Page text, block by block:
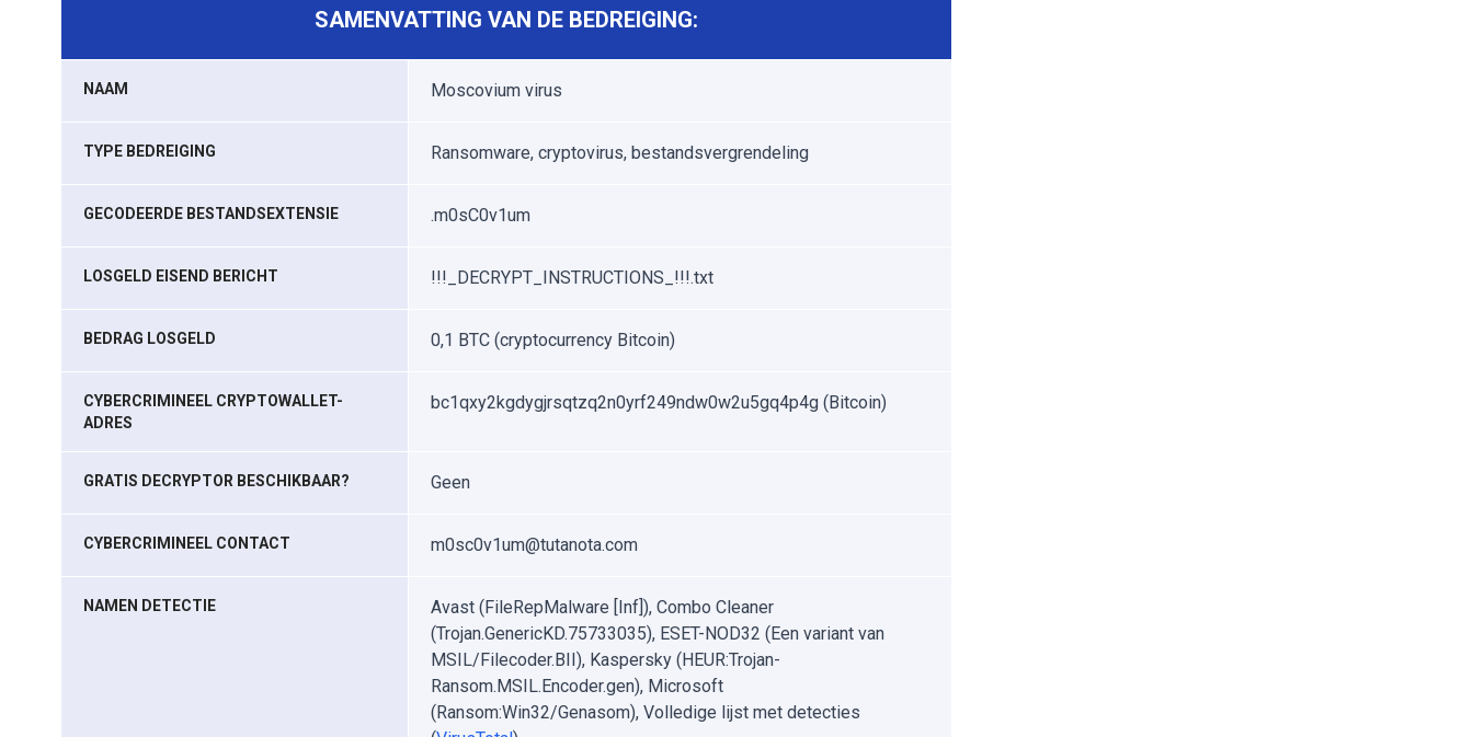
SAMENVATTING VAN DE BEDREIGING:
NAAM Moscovium virus
TYPE BEDREIGING Ransomware, cryptovirus, bestandsvergrendeling
GECODEERDE BESTANDSEXTENSIE .m0sC0v1um
LOSGELD EISEND BERICHT !!!_DECRYPT_INSTRUCTIONS_!!!.txt
BEDRAG LOSGELD 0,1 BTC (cryptocurrency Bitcoin)
CYBERCRIMINEEL CRYPTOWALLET-
ADRES
bc1qxy2kgdygjrsqtzq2n0yrf249ndw0w2u5gq4p4g (Bitcoin)
GRATIS DECRYPTOR BESCHIKBAAR? Geen
CYBERCRIMINEEL CONTACT m0sc0v1um@tutanota.com
NAMEN DETECTIE
Avast (FileRepMalware [Inf]), Combo Cleaner
(Trojan.GenericKD.75733035), ESET-NOD32 (Een variant van
MSIL/Filecoder.BII), Kaspersky (HEUR:Trojan-
Ransom.MSIL.Encoder.gen), Microsoft
(Ransom:Win32/Genasom), Volledige lijst met detecties